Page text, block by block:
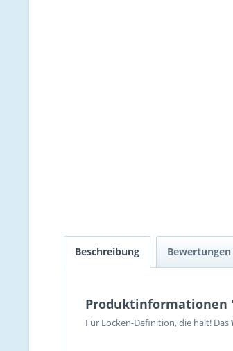
Beschreibung Bewertungen
Produktinformationen
Für Locken-Definition, die hält! Das